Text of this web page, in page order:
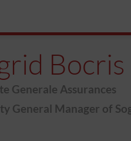
Bocris
Generale Assurances
General Manager of